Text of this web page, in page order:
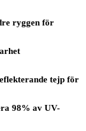
ryggen för
tejp för
98% av UV-